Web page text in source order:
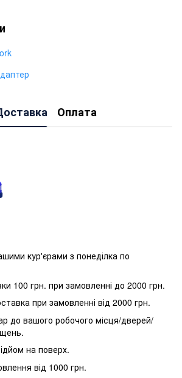
Оплата
кур'єрами з понеділка по
100 грн. при замовленні до 2000 грн.
при замовленні від 2000 грн.
до вашого робочого місця/дверей/
на поверх.
від 1000 грн.